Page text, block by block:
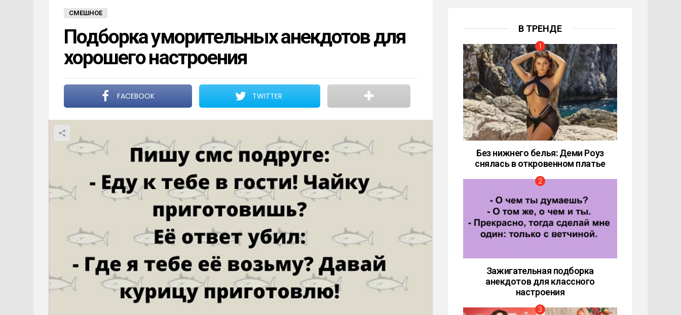
СМЕШНОЕ
Подборка уморительных анекдотов для
хорошего настроения
FACEBOOK TWITTER
В ТРЕНДЕ
Без нижнего белья: Деми Роуз
снялась в откровенном платье
Зажигательная подборка
анекдотов для классного
настроения